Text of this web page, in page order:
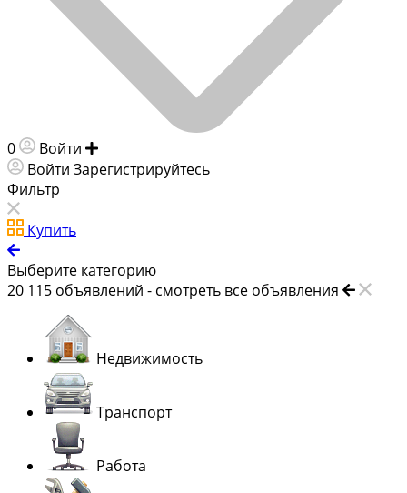
0 Войти
Войти Зарегистрируйтесь
Фильтр
Купить
Выберите категорию
20 115 объявлений - смотреть все объявления
Недвижимость
Транспорт
Работа